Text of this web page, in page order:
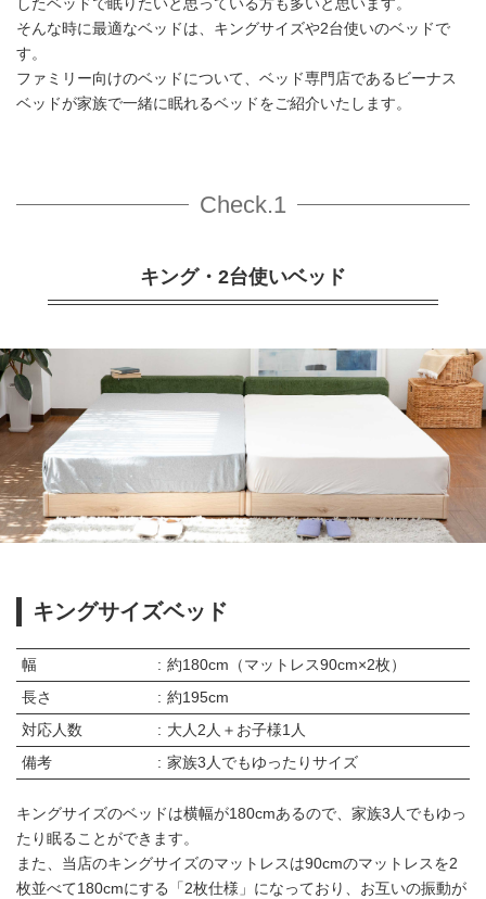
そんな時に最適なベッドは、キングサイズや2台使いのベッドで
す。
ファミリー向けのベッドについて、ベッド専門店であるビーナス
ベッドが家族で一緒に眠れるベッドをご紹介いたします。
Check.1
キング・2台使いベッド
キングサイズベッド
幅
約180cm（マットレス90cm×2枚）
長さ
約195cm
対応人数
大人2人＋お子様1人
備考
家族3人でもゆったりサイズ
キングサイズのベッドは横幅が180cmあるので、家族3人でもゆっ
たり眠ることができます。
また、当店のキングサイズのマットレスは90cmのマットレスを2
枚並べて180cmにする「2枚仕様」になっており、お互いの振動が